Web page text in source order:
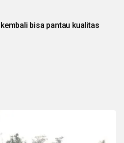
bisa pantau kualitas